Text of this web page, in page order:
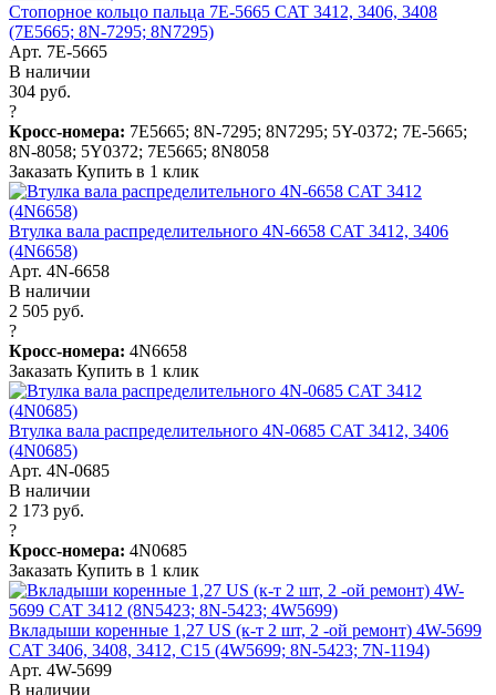
Стопорное кольцо пальца 7E-5665 CAT 3412, 3406, 3408
(7E5665; 8N-7295; 8N7295)
Арт. 7E-5665
В наличии
304 руб.
?
Кросс-номера: 7E5665; 8N-7295; 8N7295; 5Y-0372; 7E-5665;
8N-8058; 5Y0372; 7E5665; 8N8058
Заказать Купить в 1 клик
Втулка вала распределительного 4N-6658 CAT 3412, 3406
(4N6658)
Арт. 4N-6658
В наличии
2 505 руб.
?
Кросс-номера: 4N6658
Заказать Купить в 1 клик
Втулка вала распределительного 4N-0685 CAT 3412, 3406
(4N0685)
Арт. 4N-0685
В наличии
2 173 руб.
?
Кросс-номера: 4N0685
Заказать Купить в 1 клик
Вкладыши коренные 1,27 US (к-т 2 шт, 2 -ой ремонт) 4W-5699
CAT 3406, 3408, 3412, C15 (4W5699; 8N-5423; 7N-1194)
Арт. 4W-5699
В наличии